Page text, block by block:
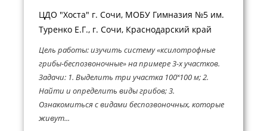
ЦДО "Хоста" г. Сочи, МОБУ Гимназия №5 им.
Туренко Е.Г., г. Сочи, Краснодарский край
Цель работы: изучить систему «ксилотрофные
грибы-беспозвоночные» на примере 3-х участков.
Задачи: 1. Выделить три участка 100˟100 м; 2.
Найти и определить виды грибов; 3.
Ознакомиться с видами беспозвоночных, которые
живут...